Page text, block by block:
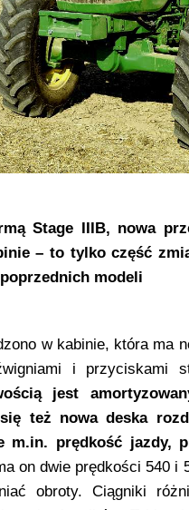
Stage IIIB, nowa
– to tylko część
modeli
w kabinie, która ma
i przyciskami
jest
się też nowa deska
m.in. prędkość jazdy,
on dwie prędkości 540
obroty. Ciągniki